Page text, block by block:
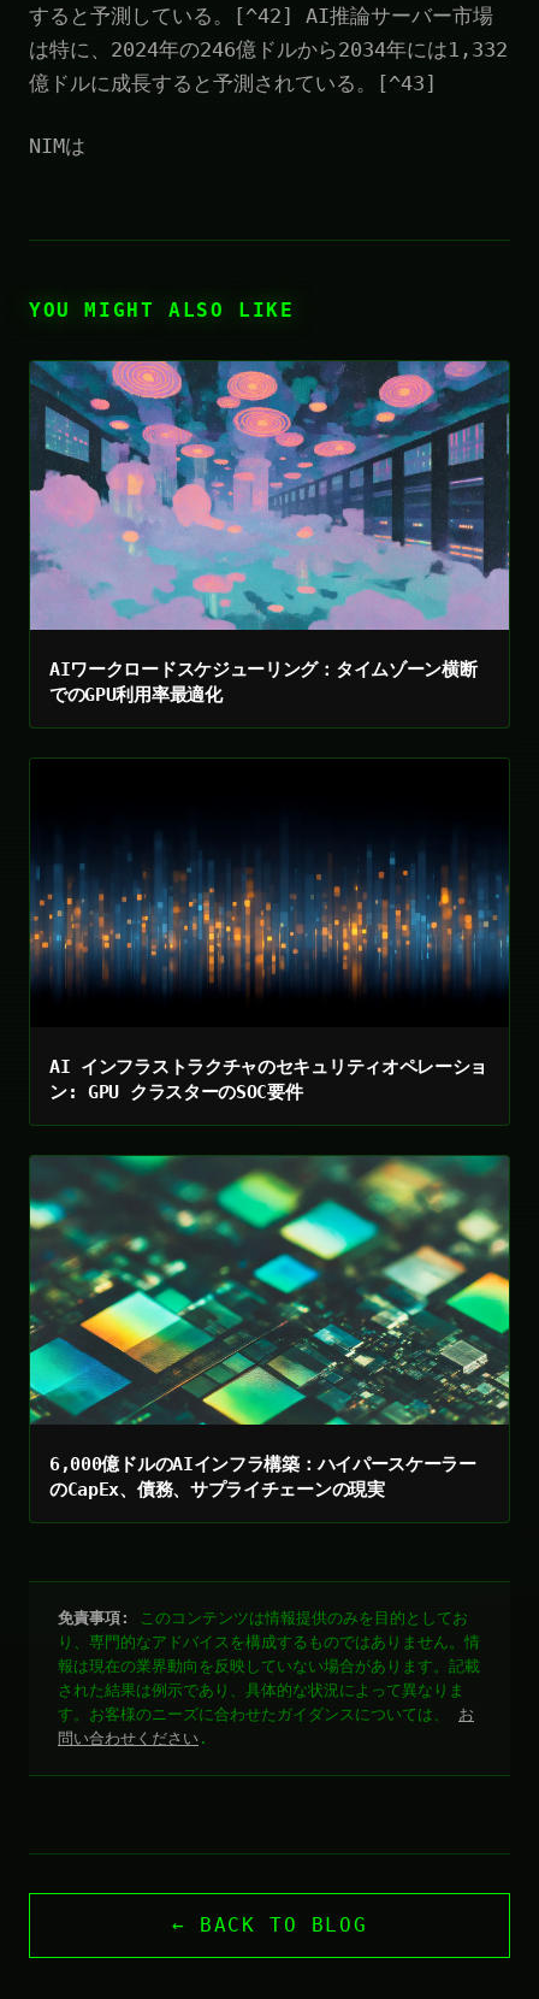
すると予測している。[^42] AI推論サーバー市場
は特に、2024年の246億ドルから2034年には1,332
億ドルに成長すると予測されている。[^43]
NIMは
YOU MIGHT ALSO LIKE
AIワークロードスケジューリング：タイムゾーン横断
でのGPU利用率最適化
AI インフラストラクチャのセキュリティオペレーショ
ン: GPU クラスターのSOC要件
6,000億ドルのAIインフラ構築：ハイパースケーラー
のCapEx、債務、サプライチェーンの現実
免責事項:
このコンテンツは情報提供のみを目的としてお
り、専門的なアドバイスを構成するものではありません。情
報は現在の業界動向を反映していない場合があります。記載
された結果は例示であり、具体的な状況によって異なりま
す。お客様のニーズに合わせたガイダンスについては、 お
問い合わせください .
← BACK TO BLOG